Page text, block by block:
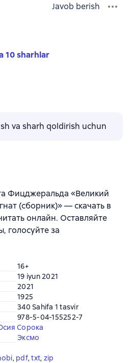
Javob berish
10 sharhlar
va sharh qoldirish uchun
Фицджеральда «Великий
(сборник)» — скачать в
онлайн. Оставляйте
голосуйте за
16+
19 iyun 2021
2021
1925
340 Sahifa 1 tasvir
978-5-04-155252-7
Сорока
Эксмо
, pdf, txt, zip